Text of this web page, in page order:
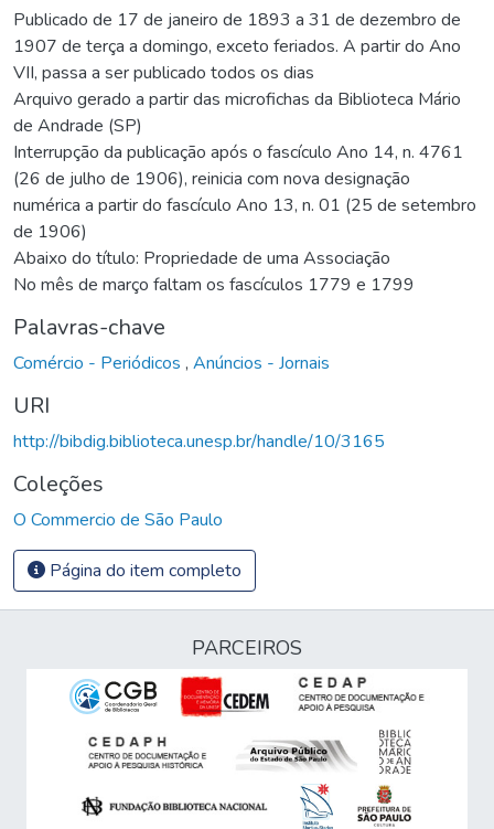
Publicado de 17 de janeiro de 1893 a 31 de dezembro de
1907 de terça a domingo, exceto feriados. A partir do Ano
VII, passa a ser publicado todos os dias
Arquivo gerado a partir das microfichas da Biblioteca Mário
de Andrade (SP)
Interrupção da publicação após o fascículo Ano 14, n. 4761
(26 de julho de 1906), reinicia com nova designação
numérica a partir do fascículo Ano 13, n. 01 (25 de setembro
de 1906)
Abaixo do título: Propriedade de uma Associação
No mês de março faltam os fascículos 1779 e 1799
Palavras-chave
Comércio - Periódicos , Anúncios - Jornais
URI
http://bibdig.biblioteca.unesp.br/handle/10/3165
Coleções
O Commercio de São Paulo
Página do item completo
PARCEIROS